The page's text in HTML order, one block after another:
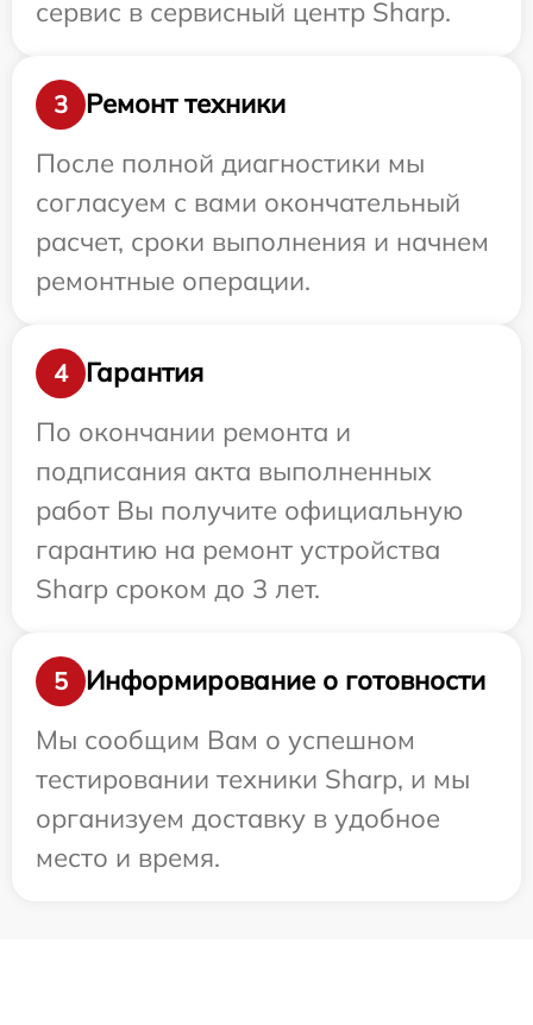
сервис в сервисный центр Sharp.
3
Ремонт техники
После полной диагностики мы
согласуем с вами окончательный
расчет, сроки выполнения и начнем
ремонтные операции.
4
Гарантия
По окончании ремонта и
подписания акта выполненных
работ Вы получите официальную
гарантию на ремонт устройства
Sharp сроком до 3 лет.
5
Информирование о готовности
Мы сообщим Вам о успешном
тестировании техники Sharp, и мы
организуем доставку в удобное
место и время.